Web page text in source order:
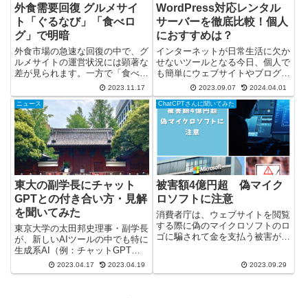
外食需要回復 グルメサイ
ト「ぐるなび」「食べロ
グ」で明暗
外食市場の急速な回復の中で、グ
ルメサイトの運営状況には顕著な
差が見られます。一方で「食べロ
グ」が順調に推移する中、「ぐる
なび」は挑戦を続けており、最近
では「楽天ぐるなび」としてブラ
ンド名を変更しました。この背景
には何があるのでしょうか。
ぐ...
2023.11.17
WordPress対応レンタル
サーバーを徹底比較！個人
におすすめは？
インターネットが日常生活に欠か
せないツールとなる今日、個人で
も簡単にウェブサイトやブログを
持つことができます。特に
WordPressはその使いやすさから
多くの人々に愛用されています。
しかし、その前に選ばなければな
らないのが、どのレンタルサー...
2023.09.07 2024.04.01
ニュース
東大の副学長にチャット
GPTとの付き合い方・見解
を聞いてみた
東京大学の太田邦史理事・副学長
が、新しいAIツールの中でも特に
生成系AI（例：チャットGPT）
の活用方法について解説していま
す。生成系AIは簡単に利用できて
2023.04.17 2023.04.19
ChatCPTさんに聞いてみた
被害額4億円超 偽マイク
ロソフトに注意
消費者庁は、ウェブサイトを閲覧
する際に偽のマイクロソフトのロ
ゴに騙されて金を支払う被害が増
れたこの種の事件による被害総額
2023.09.29